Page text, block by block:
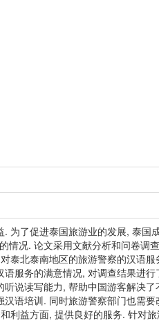
为了促进泰国旅游业的发展, 泰国
况. 论文采用文献分析和问卷调
泰北泰南地区的旅游警察的汉语
服务的满意情况, 对调查结果进
说读写能力, 帮助中国游客解决
语培训. 同时旅游警察部门也需
利益方面, 提供良好的服务. 针对